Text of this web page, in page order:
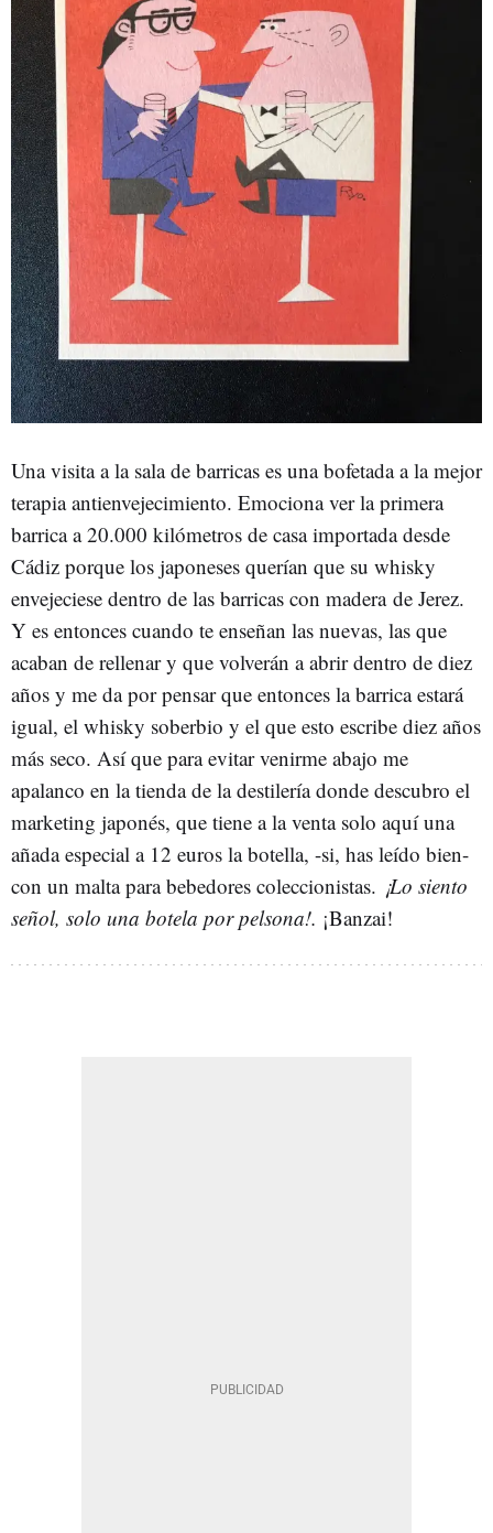
Una visita a la sala de barricas es una bofetada a la mejor
terapia antienvejecimiento. Emociona ver la primera
barrica a 20.000 kilómetros de casa importada desde
Cádiz porque los japoneses querían que su whisky
envejeciese dentro de las barricas con madera de Jerez.
Y es entonces cuando te enseñan las nuevas, las que
acaban de rellenar y que volverán a abrir dentro de diez
años y me da por pensar que entonces la barrica estará
igual, el whisky soberbio y el que esto escribe diez años
más seco. Así que para evitar venirme abajo me
apalanco en la tienda de la destilería donde descubro el
marketing japonés, que tiene a la venta solo aquí una
añada especial a 12 euros la botella, -si, has leído bien-
con un malta para bebedores coleccionistas. ¡Lo siento
señol, solo una botela por pelsona!. ¡Banzai!